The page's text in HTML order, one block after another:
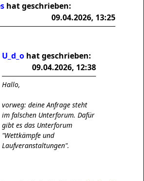
hat geschrieben:
09.04.2026, 13:25
U_d_o hat geschrieben:
09.04.2026, 12:38
Hallo,
vorweg: deine Anfrage steht
im falschen Unterforum. Dafür
gibt es das Unterforum
"Wettkämpfe und
Laufveranstaltungen".